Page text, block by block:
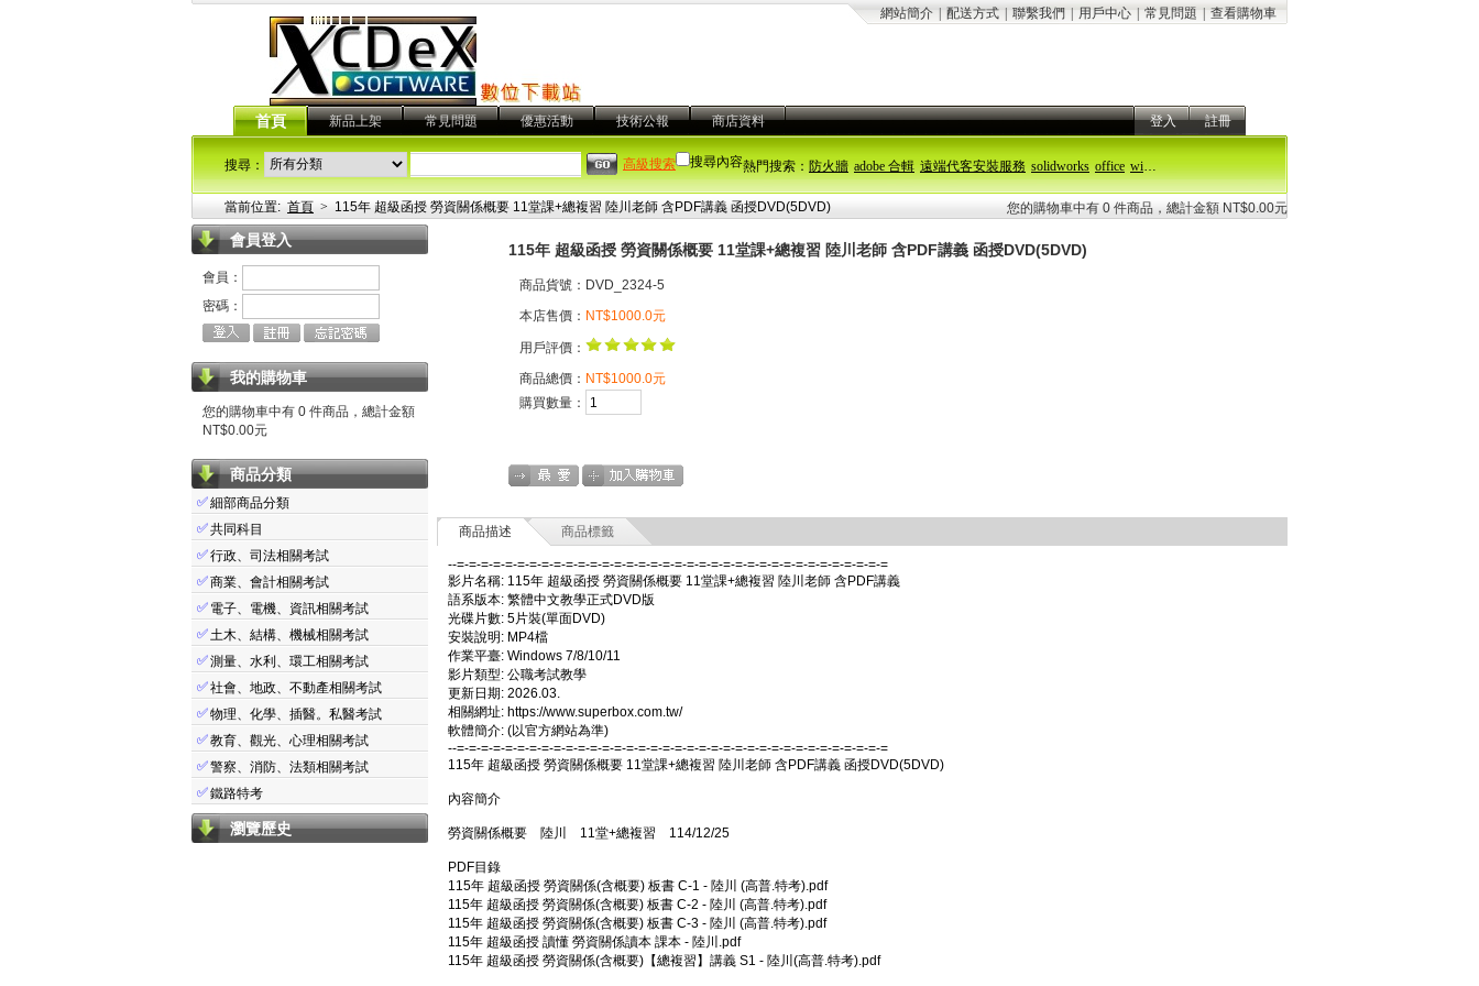
網站簡介 配送方式 聯繫我們 用戶中心 常見問題 查看購物車
首頁 新品上架 常見問題 優惠活動 技術公報 商店資料 登入 註冊
熱門搜索：防火牆 adobe 合輯 遠端代客安裝服務 solidworks office windows 11
搜尋： 搜尋內容
高級搜索
當前位置: 首頁 > 115年 超級函授 勞資關係概要 11堂課+總複習 陸川老師 含PDF講義 函授DVD(5DVD) 您的購物車中有 0 件商品，總計金額 NT$0.00元
會員登入
會員：
密碼：
我的購物車
您的購物車中有 0 件商品，總計金額
NT$0.00元
商品分類
✅細部商品分類
✅共同科目
✅行政、司法相關考試
✅商業、會計相關考試
✅ 電子、電機、資訊相關考試
✅土木、結構、機械相關考試
✅測量、水利、環工相關考試
✅社會、地政、不動產相關考試
✅物理、化學、插醫。私醫考試
✅教育、觀光、心理相關考試
✅警察、消防、法類相關考試
✅鐵路特考
瀏覽歷史
115年 超級函授 勞資關係概要 11堂課+總複習 陸川老師 含PDF講義 函授DVD(5DVD)
商品貨號：DVD_2324-5
本店售價： NT$1000.0元
用戶評價：
商品總價： NT$1000.0元
購買數量：
商品描述 商品標籤
--=-=-=-=-=-=-=-=-=-=-=-=-=-=-=-=-=-=-=-=-=-=-=-=-=-=-=-=-=-=-=-=-=-=-=-=
影片名稱: 115年 超級函授 勞資關係概要 11堂課+總複習 陸川老師 含PDF講義
語系版本: 繁體中文教學正式DVD版
光碟片數: 5片裝(單面DVD)
安裝說明: MP4檔
作業平臺: Windows 7/8/10/11
影片類型: 公職考試教學
更新日期: 2026.03.
相關網址: https://www.superbox.com.tw/
軟體簡介: (以官方網站為準)
--=-=-=-=-=-=-=-=-=-=-=-=-=-=-=-=-=-=-=-=-=-=-=-=-=-=-=-=-=-=-=-=-=-=-=-=
115年 超級函授 勞資關係概要 11堂課+總複習 陸川老師 含PDF講義 函授DVD(5DVD)
內容簡介
勞資關係概要 陸川 11堂+總複習 114/12/25
PDF目錄
115年 超級函授 勞資關係(含概要) 板書 C-1 - 陸川 (高普.特考).pdf
115年 超級函授 勞資關係(含概要) 板書 C-2 - 陸川 (高普.特考).pdf
115年 超級函授 勞資關係(含概要) 板書 C-3 - 陸川 (高普.特考).pdf
115年 超級函授 讀懂 勞資關係讀本 課本 - 陸川.pdf
115年 超級函授 勞資關係(含概要)【總複習】講義 S1 - 陸川(高普.特考).pdf